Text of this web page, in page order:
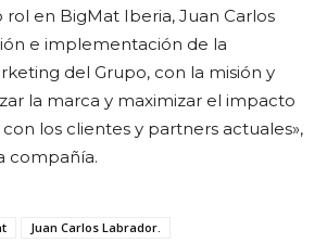
rol en BigMat Iberia, Juan Carlos
e implementación de la
del Grupo, con la misión y
la marca y maximizar el impacto
los clientes y partners actuales»,
compañía.
Juan Carlos Labrador.